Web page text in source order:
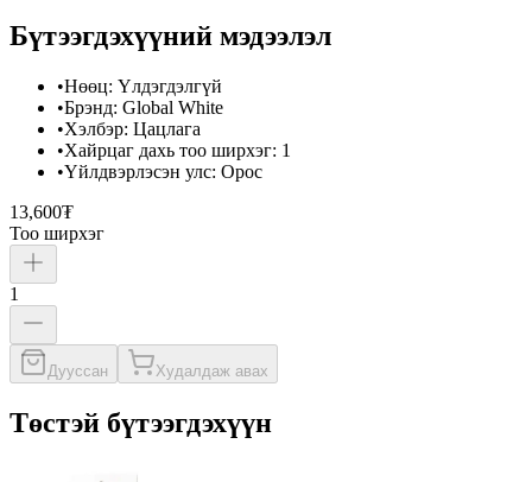
Бүтээгдэхүүний мэдээлэл
•Нөөц: Үлдэгдэлгүй
•Брэнд: Global White
•Хэлбэр: Цацлага
•Хайрцаг дахь тоо ширхэг: 1
•Үйлдвэрлэсэн улс: Орос
13,600₮
Тоо ширхэг
1
Дууссан Худалдаж авах
Төстэй бүтээгдэхүүн